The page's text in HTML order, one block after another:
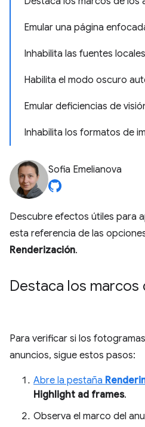
Emular una página
Inhabilita las fuentes locales
Habilita el modo oscuro
Emular deficiencias de
Inhabilita los formatos de
Sofia Emelianova
Descubre efectos útiles para
esta referencia de las
Renderización.
Destaca los marcos
Para verificar si los
anuncios, sigue estos pasos:
Abre la pestaña
Highlight ad frames.
Observa el marco del